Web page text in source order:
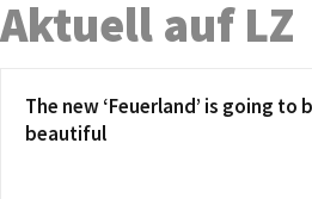
Aktuell auf LZ
The new ‘Feuerland’ is going to
beautiful